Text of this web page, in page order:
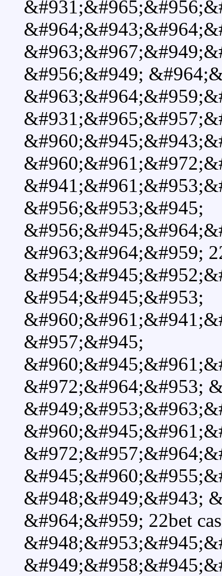
&#956;&#949;
&#956;&#953;&#945;
&#963;&#964;&#959;
&#954;&#945;&#953;
&#957;&#945;
&#972;&#964;&#953;
&#948;&#949;&#943;
&#964;&#959; 22bet